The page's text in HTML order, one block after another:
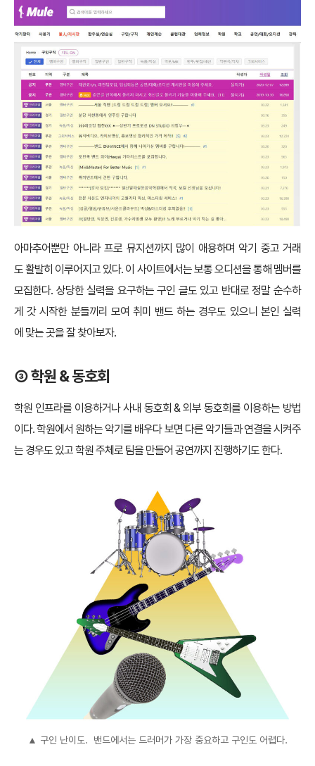
아마추어뿐만 아니라 프로 뮤지션까지 많이 애용하며 악기 중고 거래
도 활발히 이루어지고 있다. 이 사이트에서는 보통 오디션을 통해 멤버를
모집한다. 상당한 실력을 요구하는 구인 글도 있고 반대로 정말 순수하
게 갓 시작한 분들끼리 모여 취미 밴드 하는 경우도 있으니 본인 실력
에 맞는 곳을 잘 찾아보자.
③ 학원 & 동호회
학원 인프라를 이용하거나 사내 동호회 & 외부 동호회를 이용하는 방법
이다. 학원에서 원하는 악기를 배우다 보면 다른 악기들과 연결을 시켜주
는 경우도 있고 학원 주체로 팀을 만들어 공연까지 진행하기도 한다.
▲ 구인 난이도. 밴드에서는 드러머가 가장 중요하고 구인도 어렵다.